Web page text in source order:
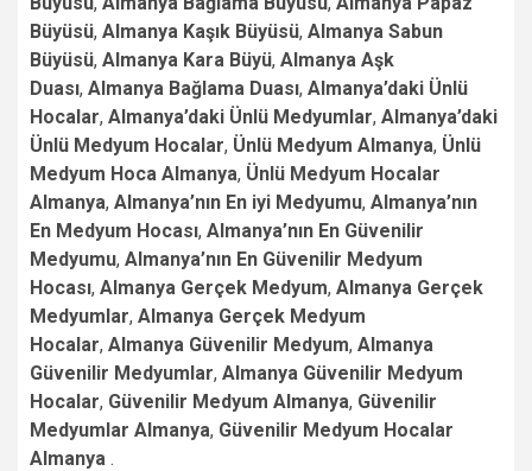
Büyüsü, Almanya Kaşık Büyüsü, Almanya Sabun
Büyüsü, Almanya Kara Büyü, Almanya Aşk
Duası, Almanya Bağlama Duası, Almanya’daki Ünlü
Hocalar, Almanya’daki Ünlü Medyumlar, Almanya’daki
Ünlü Medyum Hocalar, Ünlü Medyum Almanya, Ünlü
Medyum Hoca Almanya, Ünlü Medyum Hocalar
Almanya, Almanya’nın En iyi Medyumu, Almanya’nın
En Medyum Hocası, Almanya’nın En Güvenilir
Medyumu, Almanya’nın En Güvenilir Medyum
Hocası, Almanya Gerçek Medyum, Almanya Gerçek
Medyumlar, Almanya Gerçek Medyum
Hocalar, Almanya Güvenilir Medyum, Almanya
Güvenilir Medyumlar, Almanya Güvenilir Medyum
Hocalar, Güvenilir Medyum Almanya, Güvenilir
Medyumlar Almanya, Güvenilir Medyum Hocalar
Almanya .